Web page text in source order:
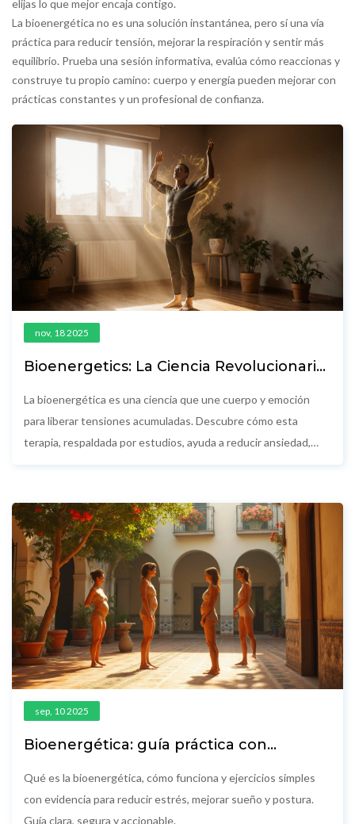
elijas lo que mejor encaja contigo.
La bioenergética no es una solución instantánea, pero sí una vía
práctica para reducir tensión, mejorar la respiración y sentir más
equilibrio. Prueba una sesión informativa, evalúa cómo reaccionas y
construye tu propio camino: cuerpo y energía pueden mejorar con
prácticas constantes y un profesional de confianza.
nov, 18 2025
Bioenergetics: La Ciencia Revolucionaria
La bioenergética es una ciencia que une cuerpo y emoción
para liberar tensiones acumuladas. Descubre cómo esta
terapia, respaldada por estudios, ayuda a reducir ansiedad,
sep, 10 2025
Bioenergética: guía práctica con
Qué es la bioenergética, cómo funciona y ejercicios simples
con evidencia para reducir estrés, mejorar sueño y postura.
Guía clara, segura y accionable.